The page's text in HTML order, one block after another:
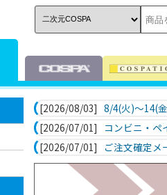
[2026/08/03] 8/4(火)～14(
[2026/07/01]
コンビニ・ペ
[2026/07/01]
ご注文確定メ